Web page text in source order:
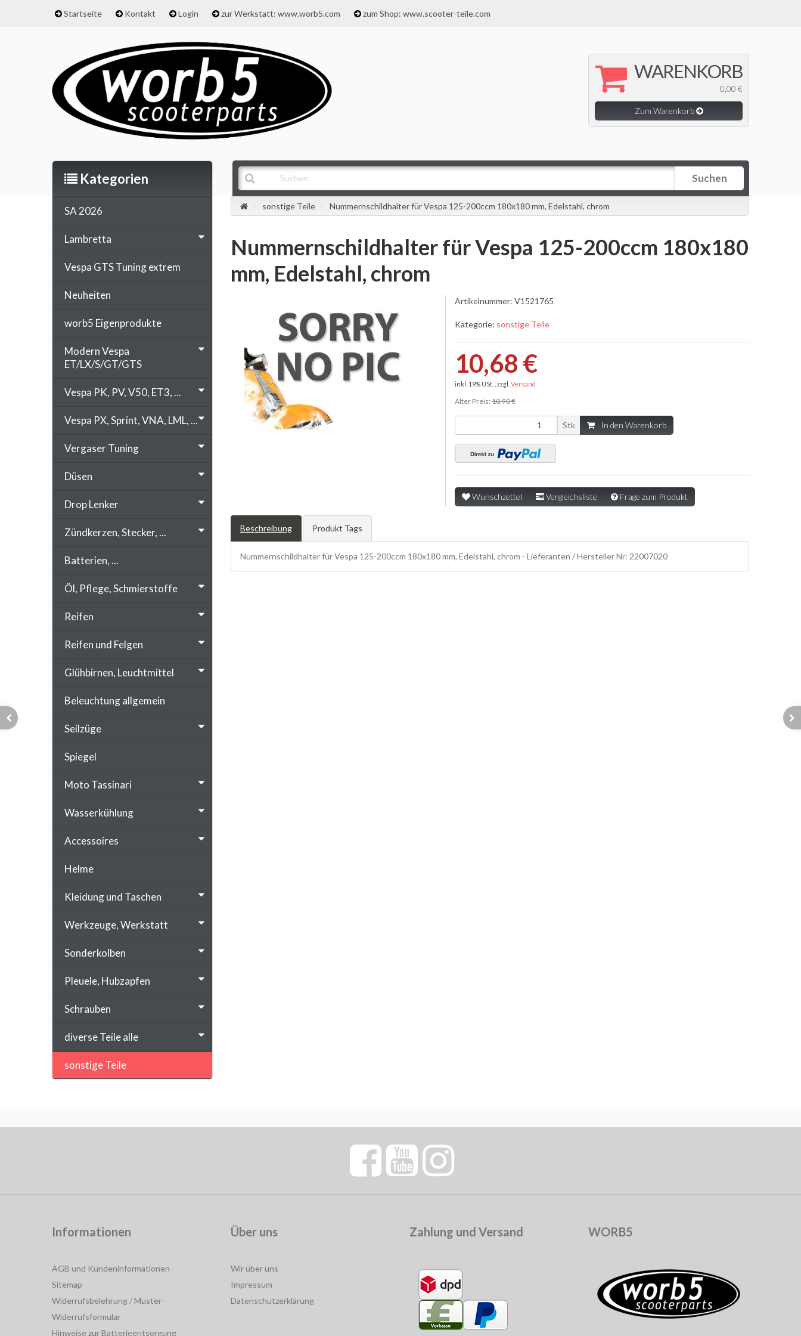
Startseite Kontakt Login zur Werkstatt: www.worb5.com zum Shop: www.scooter-teile.com
WARENKORB
0,00 €
Zum Warenkorb
Suchen
sonstige Teile Nummernschildhalter für Vespa 125-200ccm 180x180 mm, Edelstahl, chrom
Nummernschildhalter für Vespa 125-200ccm 180x180
mm, Edelstahl, chrom
Artikelnummer: V1521765
Kategorie: sonstige Teile
10,68 €
inkl. 19% USt. , zzgl. Versand
Alter Preis: 10,90 €
Stk In den Warenkorb
Wunschzettel Vergleichsliste Frage zum Produkt
Beschreibung Produkt Tags
Nummernschildhalter für Vespa 125-200ccm 180x180 mm, Edelstahl, chrom - Lieferanten / Hersteller Nr: 22007020
Kategorien
SA 2026
Lambretta
Vespa GTS Tuning extrem
Neuheiten
worb5 Eigenprodukte
Modern Vespa
ET/LX/S/GT/GTS
Vespa PK, PV, V50, ET3, ...
Vespa PX, Sprint, VNA, LML, ...
Vergaser Tuning
Düsen
Drop Lenker
Zündkerzen, Stecker, ...
Batterien, ...
Öl, Pflege, Schmierstoffe
Reifen
Reifen und Felgen
Glühbirnen, Leuchtmittel
Beleuchtung allgemein
Seilzüge
Spiegel
Moto Tassinari
Wasserkühlung
Accessoires
Helme
Kleidung und Taschen
Werkzeuge, Werkstatt
Sonderkolben
Pleuele, Hubzapfen
Schrauben
diverse Teile alle
sonstige Teile
Informationen
AGB und Kundeninformationen
Sitemap
Widerrufsbelehrung / Muster-
Widerrufsformular
Hinweise zur Batterieentsorgung
Über uns
Wir über uns
Impressum
Datenschutzerklärung
Zahlung und Versand WORB5